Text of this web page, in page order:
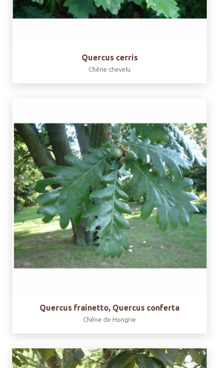
Quercus cerris
Chêne chevelu
Quercus frainetto, Quercus conferta
Chêne de Hongrie